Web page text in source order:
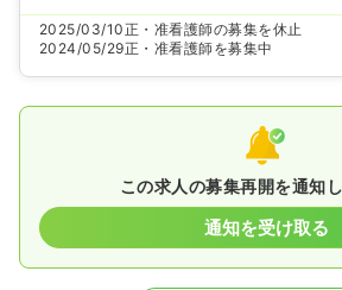
2025/03/10正・准看護師の募集を休止
2024/05/29正・准看護師を募集中
この求人の募集再開を通知
通知を受け取る